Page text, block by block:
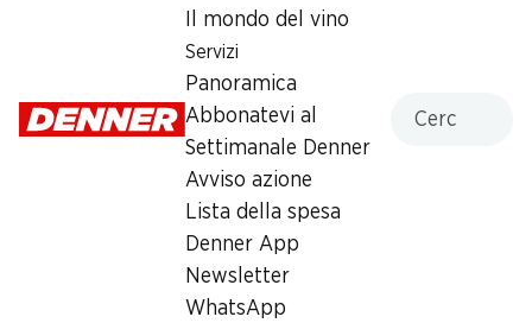
Il mondo del vino
Servizi
Panoramica
Abbonatevi al
Settimanale Denner
Avviso azione
Lista della spesa
Denner App
Newsletter
WhatsApp
1100771
Altri clienti hanno acquistato